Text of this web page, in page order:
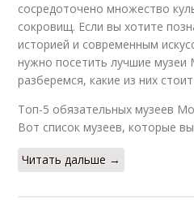
сосредоточено множество
сокровищ. Если вы хотите
историей и современным
нужно посетить лучшие музеи
разберемся, какие из них
Топ-5 обязательных музеев
Вот список музеев, которые
Читать дальше →